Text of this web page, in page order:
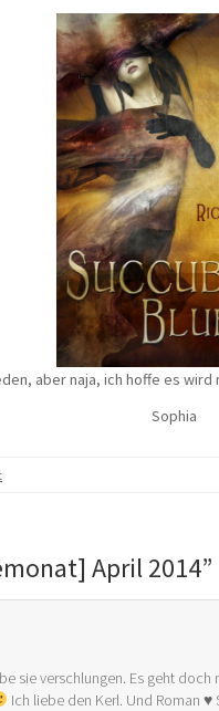
aber naja, ich hoffe es wird
Sophia
April 2014”
sie verschlungen. Es geht doch
Ich liebe den Kerl. Und Roman